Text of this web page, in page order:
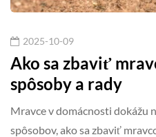
2025-10-09
Ako sa zbaviť
spôsoby a rady
Mravce v domácnosti
spôsobov, ako sa zbaviť